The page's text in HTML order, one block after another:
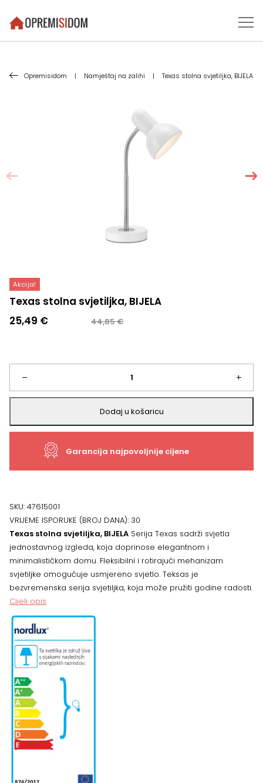
Opremisidom | Namještaj na zalihi | Texas stolna svjetiljka, BIJELA
Akcija!
Texas stolna svjetiljka, BIJELA
44,85€
Izvorna
je:
44,85 €.
25,49 €
Trenutna
25,49 €.
–
Texas
stolna
svjetiljka,
+
Dodaj u košaricu
Garancija najpovoljnije cijene
SKU: 47615001
VRIJEME ISPORUKE (BROJ DANA): 30
Texas stolna svjetiljka, BIJELA Serija Texas sadrži svjetla
jednostavnog izgleda, koja doprinose elegantnom i
minimalističkom domu. Fleksibilni i rotirajući mehanizam
svjetiljke omogućuje usmjereno svjetlo. Teksas je
bezvremenska serija svjetiljka, koja može pružiti godine radosti.
Cijeli opis